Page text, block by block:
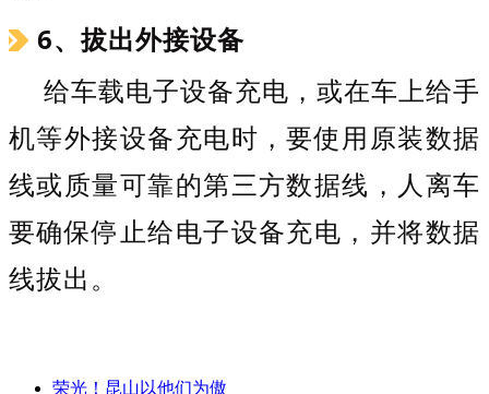
6、拔出外接设备
给车载电子设备充电，或在车上给手
机等外接设备充电时，要使用原装数据
线或质量可靠的第三方数据线，人离车
要确保停止给电子设备充电，并将数据
线拔出。
荣光！昆山以他们为傲